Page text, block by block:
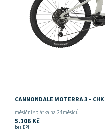
CANNONDALE MOTERRA 3 – CHK
měsíční splátka na 24 měsíců
5.106 Kč
bez DPH